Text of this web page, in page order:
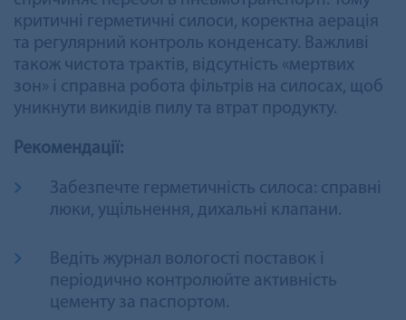
критичні герметичні силоси, коректна аерація
та регулярний контроль конденсату. Важливі
також чистота трактів, відсутність «мертвих
зон» і справна робота фільтрів на силосах, щоб
уникнути викидів пилу та втрат продукту.
Рекомендації:
Забезпечте герметичність силоса: справні
люки, ущільнення, дихальні клапани.
Ведіть журнал вологості поставок і
періодично контролюйте активність
цементу за паспортом.